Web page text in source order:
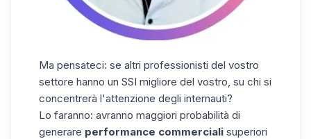
Ma pensateci: se altri professionisti del vostro
settore hanno un SSI migliore del vostro, su chi si
concentrerà l'attenzione degli internauti?
Lo faranno: avranno maggiori probabilità di
generare performance commerciali superiori